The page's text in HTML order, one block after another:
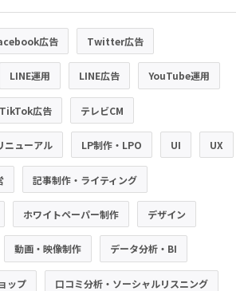
広告 Twitter広告
LINE運用 LINE広告 YouTube運用
TikTok広告 テレビCM
ニューアル LP制作・LPO UI UX
記事制作・ライティング
ホワイトペーパー制作 デザイン
動画・映像制作 データ分析・BI
ップ 口コミ分析・ソーシャルリスニング